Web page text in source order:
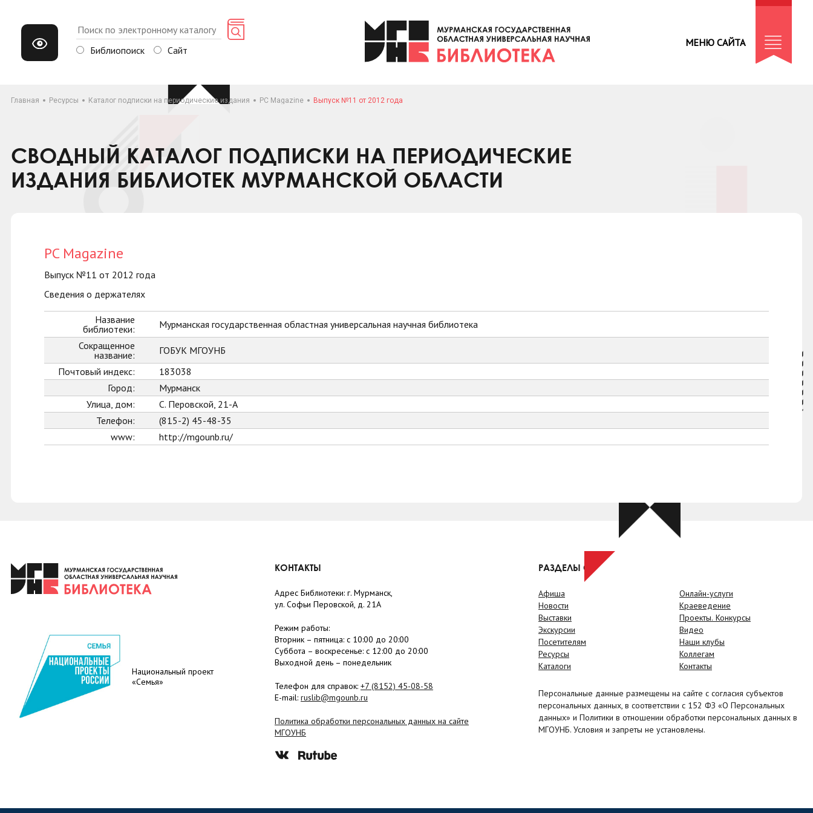
Библиопоиск Сайт
МЕНЮ САЙТА
Главная Ресурсы Каталог подписки на периодические издания PC Magazine Выпуск №11 от 2012 года
СВОДНЫЙ КАТАЛОГ ПОДПИСКИ НА ПЕРИОДИЧЕСКИЕ
ИЗДАНИЯ БИБЛИОТЕК МУРМАНСКОЙ ОБЛАСТИ
PC Magazine
Выпуск №11 от 2012 года
Сведения о держателях
Название
библиотеки:
Мурманская государственная областная универсальная научная библиотека
Сокращенное
название:
ГОБУК МГОУНБ
Почтовый индекс:
183038
Город:
Мурманск
Улица, дом:
С. Перовской, 21-А
Телефон:
(815-2) 45-48-35
www:
http://mgounb.ru/
Национальный проект
«Семья»
КОНТАКТЫ
Адрес Библиотеки: г. Мурманск,
ул. Софьи Перовской, д. 21А
Режим работы:
Вторник – пятница: с 10:00 до 20:00
Суббота – воскресенье: c 12:00 до 20:00
Выходной день – понедельник
Телефон для справок: +7 (8152) 45-08-58
E-mail: ruslib@mgounb.ru
Политика обработки персональных данных на сайте
МГОУНБ
РАЗДЕЛЫ САЙТА
Афиша
Новости
Выставки
Экскурсии
Посетителям
Ресурсы
Каталоги
Онлайн-услуги
Краеведение
Проекты. Конкурсы
Видео
Наши клубы
Коллегам
Контакты
Персональные данные размещены на сайте с согласия субъектов
персональных данных, в соответствии с 152 ФЗ «О Персональных
данных» и Политики в отношении обработки персональных данных в
МГОУНБ. Условия и запреты не установлены.